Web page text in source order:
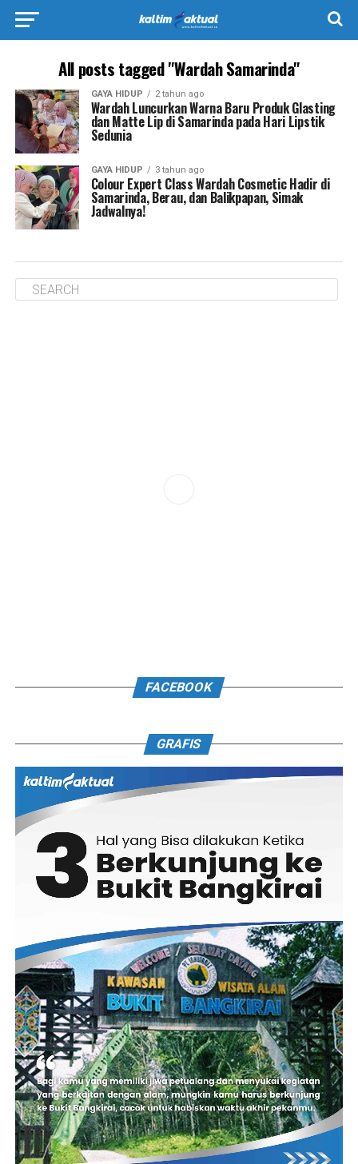
All posts tagged "Wardah Samarinda"
GAYA HIDUP 2 tahun ago
Wardah Luncurkan Warna Baru Produk Glasting
dan Matte Lip di Samarinda pada Hari Lipstik
Sedunia
GAYA HIDUP 3 tahun ago
Colour Expert Class Wardah Cosmetic Hadir di
Samarinda, Berau, dan Balikpapan, Simak
Jadwalnya!
FACEBOOK
GRAFIS